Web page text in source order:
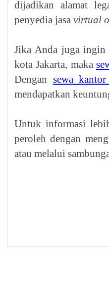
dijadikan alamat
penyedia jasa virtual
Jika Anda juga
kota Jakarta, maka
Dengan sewa
mendapatkan
Untuk informasi
peroleh dengan
atau melalui